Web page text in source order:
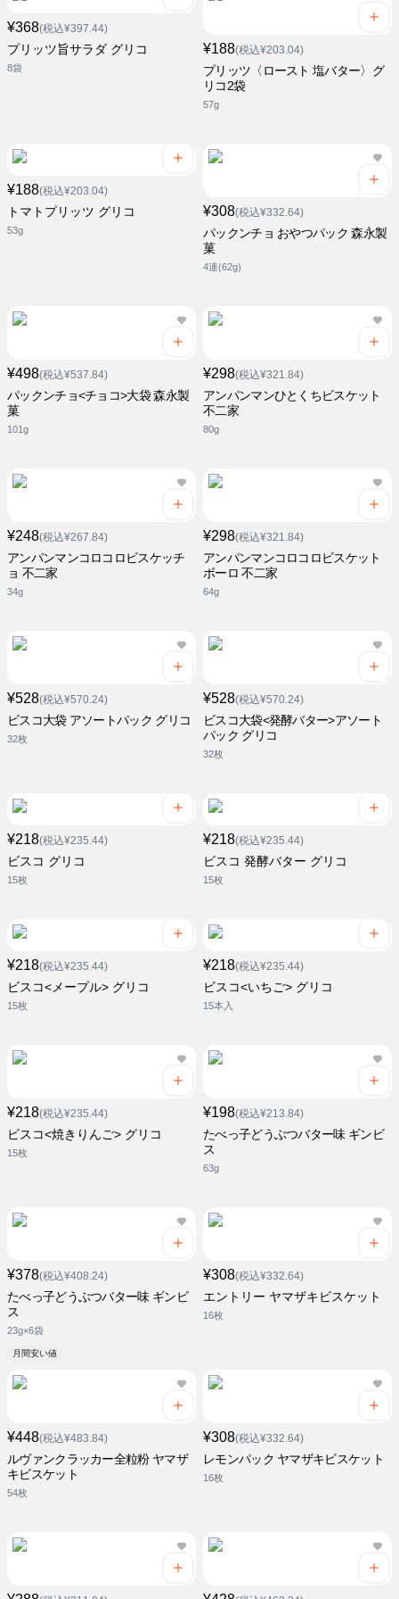
¥368(税込¥397.44)
プリッツ旨サラダ グリコ
8袋
¥188(税込¥203.04)
プリッツ〈ロースト 塩バター〉グ
リコ2袋
57g
¥188(税込¥203.04)
トマトプリッツ グリコ
53g
¥308(税込¥332.64)
パックンチョ おやつパック 森永製
菓
4連(62g)
¥498(税込¥537.84)
パックンチョ<チョコ>大袋 森永製
菓
101g
¥298(税込¥321.84)
アンパンマンひとくちビスケット
不二家
80g
¥248(税込¥267.84)
アンパンマンコロコロビスケッチ
ョ 不二家
34g
¥298(税込¥321.84)
アンパンマンコロコロビスケット
ボーロ 不二家
64g
¥528(税込¥570.24)
ビスコ大袋 アソートパック グリコ
32枚
¥528(税込¥570.24)
ビスコ大袋<発酵バター>アソート
パック グリコ
32枚
¥218(税込¥235.44)
ビスコ グリコ
15枚
¥218(税込¥235.44)
ビスコ 発酵バター グリコ
15枚
¥218(税込¥235.44)
ビスコ<メープル> グリコ
15枚
¥218(税込¥235.44)
ビスコ<いちご> グリコ
15本入
¥218(税込¥235.44)
ビスコ<焼きりんご> グリコ
15枚
¥198(税込¥213.84)
たべっ子どうぶつバター味 ギンビ
ス
63g
¥378(税込¥408.24)
たべっ子どうぶつバター味 ギンビ
ス
23g×6袋
月間安い値
¥308(税込¥332.64)
エントリー ヤマザキビスケット
16枚
¥448(税込¥483.84)
ルヴァンクラッカー全粒粉 ヤマザ
キビスケット
54枚
¥308(税込¥332.64)
レモンパック ヤマザキビスケット
16枚